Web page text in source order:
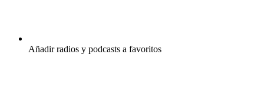
Añadir radios y podcasts a favoritos